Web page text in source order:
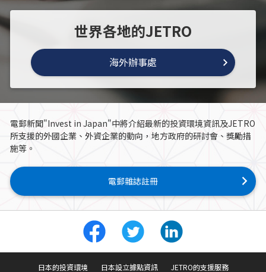
世界各地的JETRO
海外辦事處
電郵新聞"Invest in Japan"中將介紹最新的投資環境資訊及JETRO
所支援的外國企業、外資企業的動向，地方政府的研討會、獎勵措
施等。
電郵雜誌註冊
日本的投資環境 日本設立據點資訊 JETRO的支援服務